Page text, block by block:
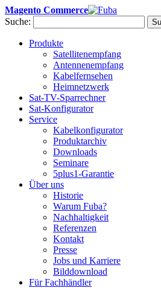
Magento Commerce
Suche:
Produkte
Satellitenempfang
Antennenempfang
Kabelfernsehen
Heimnetzwerk
Sat-TV-Sparrechner
Sat-Konfigurator
Service
Kabelkonfigurator
Produktarchiv
Downloads
Seminare
5plus1-Garantie
Über uns
Historie
Warum Fuba?
Nachhaltigkeit
Referenzen
Kontakt
Presse
Jobs und Karriere
Bilddownload
Für Fachhändler